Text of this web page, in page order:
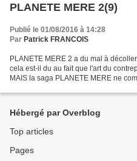
PLANETE MERE 2(9)
Publié le 01/08/2016 à 14:28
Par Patrick FRANCOIS
PLANETE MERE 2 a du mal à
cela est-il du au fait que l'art du
MAIS la saga PLANETE MERE ne
Hébergé par Overblog
Top articles
Pages